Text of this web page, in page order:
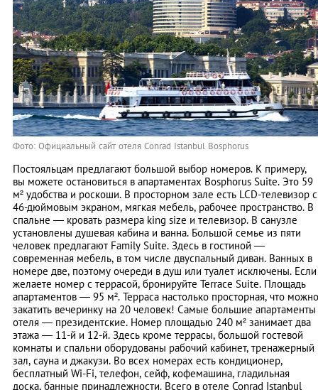
Фото: Официальный сайт отеля Conrad Istanbul Bosphorus
Постояльцам предлагают большой выбор номеров. К примеру,
вы можете остановиться в апартаментах Bosphorus Suite. Это 59
м² удобства и роскоши. В просторном зале есть LCD-телевизор с
46-дюймовым экраном, мягкая мебель, рабочее пространство. В
спальне — кровать размера king size и телевизор. В санузле
установлены душевая кабина и ванна. Большой семье из пяти
человек предлагают Family Suite. Здесь в гостиной —
современная мебель, в том числе двуспальный диван. Ванных в
номере две, поэтому очереди в душ или туалет исключены. Если
желаете номер с террасой, бронируйте Terrace Suite. Площадь
апартаментов — 95 м². Терраса настолько просторная, что можно
закатить вечеринку на 20 человек! Самые большие апартаменты
отеля — президентские. Номер площадью 240 м² занимает два
этажа — 11-й и 12-й. Здесь кроме террасы, большой гостевой
комнаты и спальни оборудованы рабочий кабинет, тренажерный
зал, сауна и джакузи. Во всех номерах есть кондиционер,
бесплатный Wi-Fi, телефон, сейф, кофемашина, гладильная
доска, банные принадлежности. Всего в отеле Conrad Istanbul